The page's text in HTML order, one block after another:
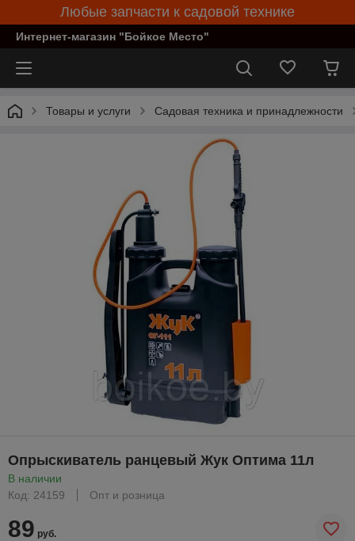
Любые запчасти к садовой технике
Интернет-магазин "Бойкое Место"
Товары и услуги Садовая техника и принадлежности
Опрыскиватель ранцевый Жук Оптима 11л
В наличии
Код: 24159
Опт и розница
89 руб.